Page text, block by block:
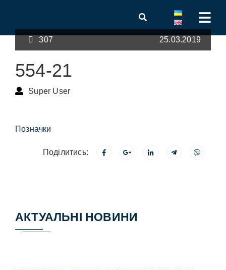
307 25.03.2019
554-21
Super User
Позначки
Поділитись:
АКТУАЛЬНІ НОВИНИ